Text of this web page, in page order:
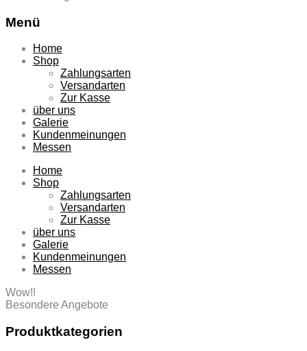
Menü
Zum
Inhalt
Home
Shop
Zahlungsarten
Versandarten
Zur Kasse
über uns
Galerie
Kundenmeinungen
Messen
Home
Shop
Zahlungsarten
Versandarten
Zur Kasse
über uns
Galerie
Kundenmeinungen
Messen
Wow!!
Besondere Angebote
Produktkategorien